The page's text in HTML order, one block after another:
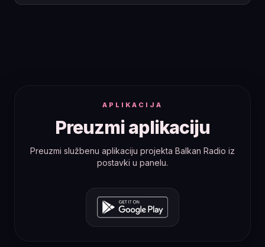
APLIKACIJA
Preuzmi aplikaciju
Preuzmi službenu aplikaciju projekta Balkan Radio iz
postavki u panelu.